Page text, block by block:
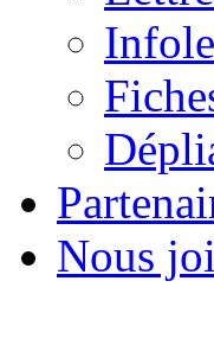
Nous